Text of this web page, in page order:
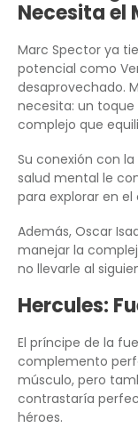
Necesita el
Marc Spector ya
potencial como
desaprovechado.
necesita: un
complejo que
Su conexión con
salud mental le
para explorar en
Además, Oscar
manejar la
no llevarle al
Hercules:
El príncipe de la
complemento
músculo, pero
contrastaría
héroes.